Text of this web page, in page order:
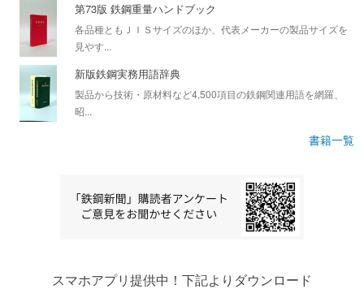
第73版 鉄鋼重量ハンドブック
各品種ともＪＩＳサイズのほか、代表メーカーの製品サイズを
見やす...
新版鉄鋼実務用語辞典
製品から技術・原材料など4,500項目の鉄鋼関連用語を網羅、
昭...
書籍一覧
スマホアプリ提供中！下記よりダウンロード